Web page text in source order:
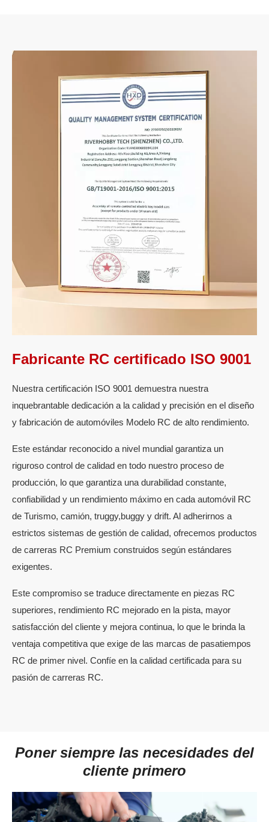
Fabricante RC certificado ISO 9001
Nuestra certificación ISO 9001 demuestra nuestra
inquebrantable dedicación a la calidad y precisión en el diseño
y fabricación de automóviles Modelo RC de alto rendimiento.
Este estándar reconocido a nivel mundial garantiza un
riguroso control de calidad en todo nuestro proceso de
producción, lo que garantiza una durabilidad constante,
confiabilidad y un rendimiento máximo en cada automóvil RC
de Turismo, camión, truggy,buggy y drift. Al adherirnos a
estrictos sistemas de gestión de calidad, ofrecemos productos
de carreras RC Premium construidos según estándares
exigentes.
Este compromiso se traduce directamente en piezas RC
superiores, rendimiento RC mejorado en la pista, mayor
satisfacción del cliente y mejora continua, lo que le brinda la
ventaja competitiva que exige de las marcas de pasatiempos
RC de primer nivel. Confíe en la calidad certificada para su
pasión de carreras RC.
Poner siempre las necesidades del
cliente primero